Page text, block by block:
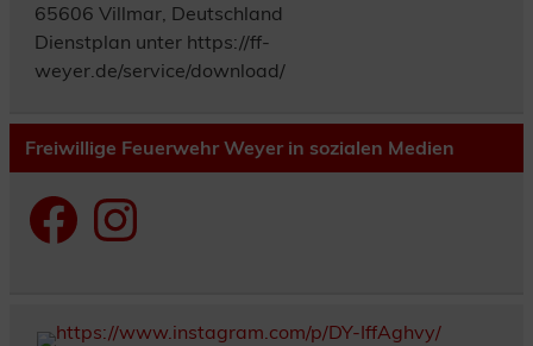
65606 Villmar, Deutschland
Dienstplan unter https://ff-
weyer.de/service/download/
Freiwillige Feuerwehr Weyer in sozialen Medien
FacebookInstagram